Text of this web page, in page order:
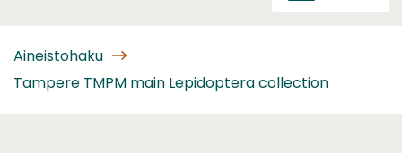
Aineistohaku
Tampere TMPM main Lepidoptera collection